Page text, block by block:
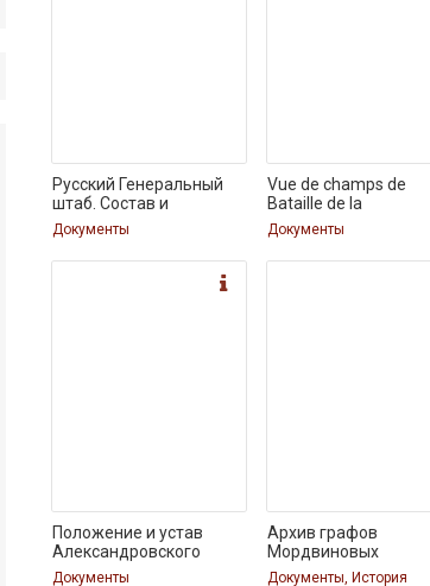
Русский Генеральный
штаб. Состав и
Документы
Vue de champs de
Bataille de la
Документы
Положение и устав
Александровского
Документы
Архив графов
Мордвиновых
Документы, История